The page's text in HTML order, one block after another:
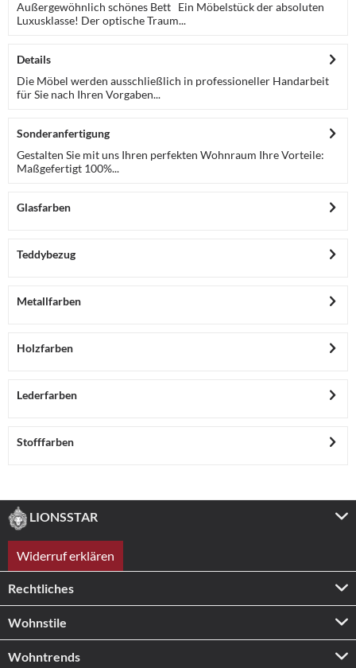
Außergewöhnlich schönes Bett Ein Möbelstück der absoluten
Luxusklasse! Der optische Traum...
Details
Die Möbel werden ausschließlich in professioneller Handarbeit
für Sie nach Ihren Vorgaben...
Sonderanfertigung
Gestalten Sie mit uns Ihren perfekten Wohnraum Ihre Vorteile:
Maßgefertigt 100%...
Glasfarben
Teddybezug
Metallfarben
Holzfarben
Lederfarben
Stofffarben
LIONSSTAR
Widerruf erklären
Rechtliches
Wohnstile
Wohntrends